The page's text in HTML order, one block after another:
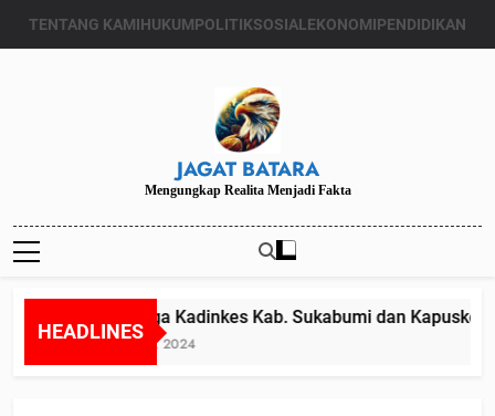
TENTANG KAMIHUKUMPOLITIKSOSIALEKONOMIPENDIDIKAN
JAGAT BATARA
Mengungkap Realita Menjadi Fakta
HEADLINES
Diduga Kadinkes Kab. Sukabumi dan
Juli 24, 2024